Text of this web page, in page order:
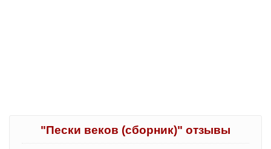
"Пески веков (сборник)" отзывы